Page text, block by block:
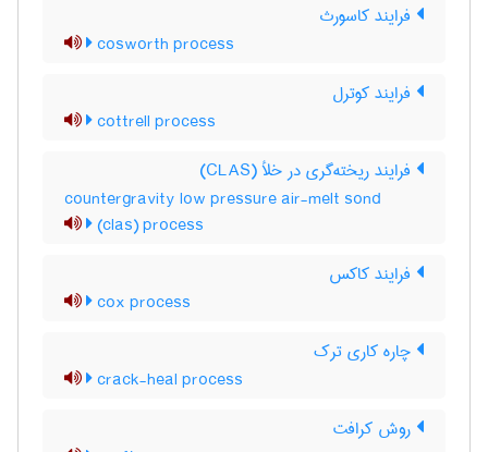
فرایند کاسورث
cosworth process
فرایند کوترل
cottrell process
فرایند ریخته‌گری در خلأ (CLAS)
countergravity low pressure air-melt sond
(clas) process
فرایند کاکس
cox process
چاره کاری ترک
crack-heal process
روش کرافت